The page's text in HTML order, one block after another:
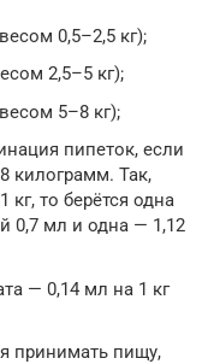
0,5–2,5 кг);
2,5–5 кг);
5–8 кг);
пипеток, если
килограмм. Так,
кг, то берётся одна
0,7 мл и одна — 1,12
— 0,14 мл на 1 кг
принимать пищу,